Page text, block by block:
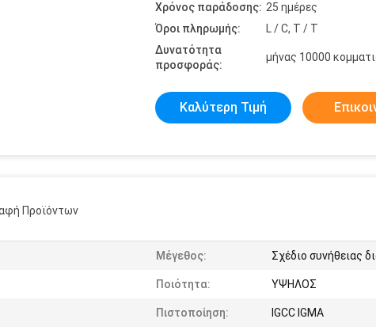
Χρόνος παράδοσης: 25 ημέρες
Όροι πληρωμής:
L / C, T / T
Δυνατότητα
προσφοράς:
μήνας 10000
Καλύτερη Τιμή
Προϊόντων
Μέγεθος: Σχέδιο συνήθειας
Ποιότητα: ΥΨΗΛΟΣ
Πιστοποίηση: IGCC IGMA